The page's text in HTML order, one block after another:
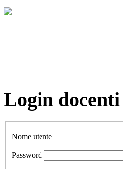
Login docenti
Nome utente
Password